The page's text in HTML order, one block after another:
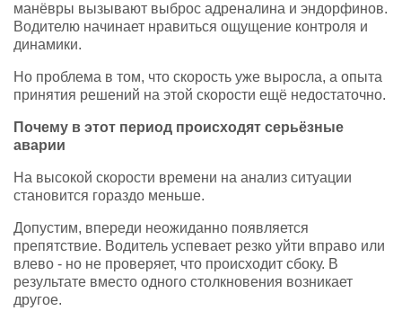
манёвры вызывают выброс адреналина и эндорфинов.
Водителю начинает нравиться ощущение контроля и
динамики.
Но проблема в том, что скорость уже выросла, а опыта
принятия решений на этой скорости ещё недостаточно.
Почему в этот период происходят серьёзные
аварии
На высокой скорости времени на анализ ситуации
становится гораздо меньше.
Допустим, впереди неожиданно появляется
препятствие. Водитель успевает резко уйти вправо или
влево - но не проверяет, что происходит сбоку. В
результате вместо одного столкновения возникает
другое.